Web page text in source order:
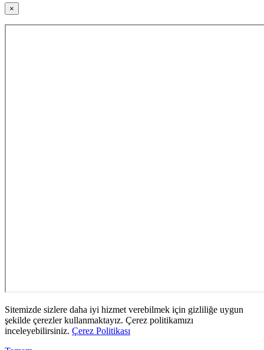
×
Sitemizde sizlere daha iyi hizmet verebilmek için gizliliğe uygun
şekilde çerezler kullanmaktayız. Çerez politikamızı
inceleyebilirsiniz. Çerez Politikası